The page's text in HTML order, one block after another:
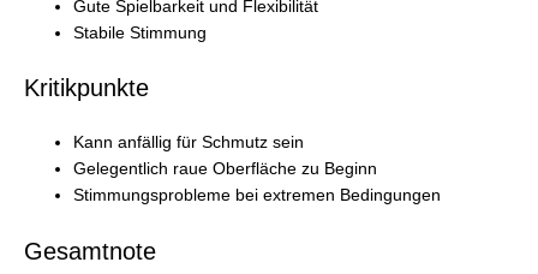
Gute Spielbarkeit und Flexibilität
Stabile Stimmung
Kritikpunkte
Kann anfällig für Schmutz sein
Gelegentlich raue Oberfläche zu Beginn
Stimmungsprobleme bei extremen Bedingungen
Gesamtnote